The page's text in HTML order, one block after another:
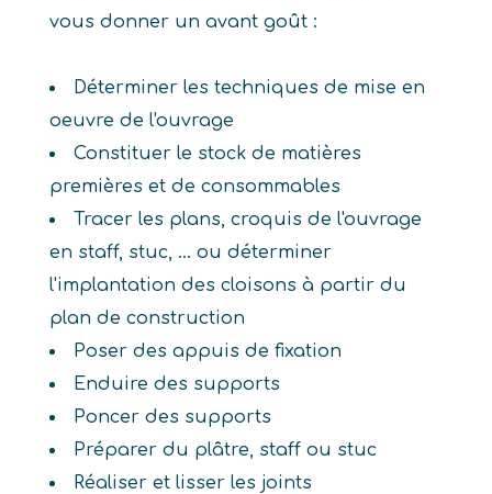
vous donner un avant goût :
Déterminer les techniques de mise en
oeuvre de l'ouvrage
Constituer le stock de matières
premières et de consommables
Tracer les plans, croquis de l'ouvrage
en staff, stuc, ... ou déterminer
l'implantation des cloisons à partir du
plan de construction
Poser des appuis de fixation
Enduire des supports
Poncer des supports
Préparer du plâtre, staff ou stuc
Réaliser et lisser les joints